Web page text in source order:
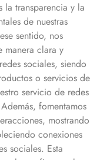
la transparencia y la
de nuestras
sentido, nos
manera clara y
sociales, siendo
o servicios de
servicio de redes
fomentamos
mostrando
conexiones
sociales. Esta